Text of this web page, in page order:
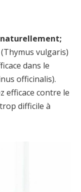
vulgaris)
dans le
officinalis).
efficace contre le
difficile à